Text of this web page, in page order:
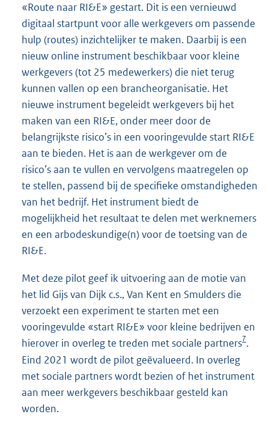
«Route naar RI&E» gestart. Dit is een vernieuwd
digitaal startpunt voor alle werkgevers om passende
hulp (routes) inzichtelijker te maken. Daarbij is een
nieuw online instrument beschikbaar voor kleine
werkgevers (tot 25 medewerkers) die niet terug
kunnen vallen op een brancheorganisatie. Het
nieuwe instrument begeleidt werkgevers bij het
maken van een RI&E, onder meer door de
belangrijkste risico’s in een vooringevulde start RI&E
aan te bieden. Het is aan de werkgever om de
risico’s aan te vullen en vervolgens maatregelen op
te stellen, passend bij de specifieke omstandigheden
van het bedrijf. Het instrument biedt de
mogelijkheid het resultaat te delen met werknemers
en een arbodeskundige(n) voor de toetsing van de
RI&E.
Met deze pilot geef ik uitvoering aan de motie van
het lid Gijs van Dijk c.s., Van Kent en Smulders die
verzoekt een experiment te starten met een
vooringevulde «start RI&E» voor kleine bedrijven en
hierover in overleg te treden met sociale partners7.
Eind 2021 wordt de pilot geëvalueerd. In overleg
met sociale partners wordt bezien of het instrument
aan meer werkgevers beschikbaar gesteld kan
worden.